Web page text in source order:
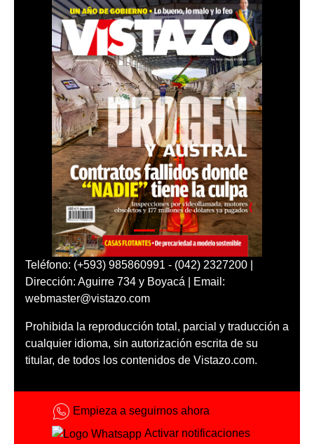
Teléfono: (+593) 985860991 - (042) 2327200 |
Dirección: Aguirre 734 y Boyacá | Email:
webmaster@vistazo.com
Prohibida la reproducción total, parcial y traducción a
cualquier idioma, sin autorización escrita de su
titular, de todos los contenidos de Vistazo.com.
Empieza a seguirnos ahora
Activar notificaciones